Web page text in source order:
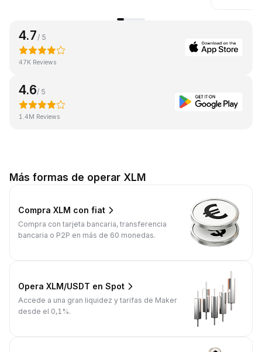
4.7 / 5
47K Reviews
4.6/ 5
1.4M Reviews
Más formas de operar XLM
Compra XLM con fiat
Compra con tarjeta bancaria, transferencia
bancaria o P2P en más de 60 monedas.
Opera XLM/USDT en Spot
Accede a una gran liquidez y tarifas de Maker
desde el 0,1%.